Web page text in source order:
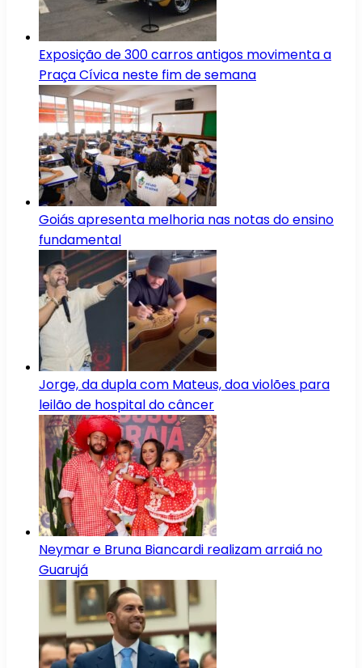
Exposição de 300 carros antigos movimenta a
Praça Cívica neste fim de semana
Goiás apresenta melhoria nas notas do ensino
fundamental
Jorge, da dupla com Mateus, doa violões para
leilão de hospital do câncer
Neymar e Bruna Biancardi realizam arraiá no
Guarujá